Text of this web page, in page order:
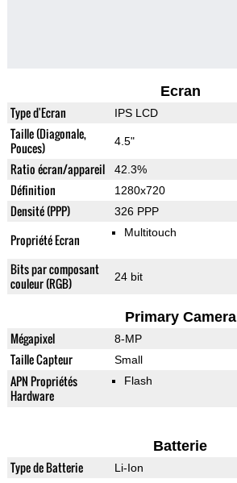
Ecran
Type d'Ecran IPS LCD
Taille (Diagonale,
Pouces)
4.5"
Ratio écran/appareil 42.3%
Définition 1280x720
Densité (PPP) 326 PPP
Propriété Ecran Multitouch
Bits par composant
couleur (RGB)
24 bit
Primary Camera
Mégapixel 8-MP
Taille Capteur Small
APN Propriétés
Hardware
Flash
Batterie
Type de Batterie Li-Ion